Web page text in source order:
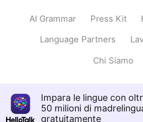
AI Grammar Press Kit
Language Partners
Chi Siamo
Impara le lingue con
50 milioni di
gratuitamente